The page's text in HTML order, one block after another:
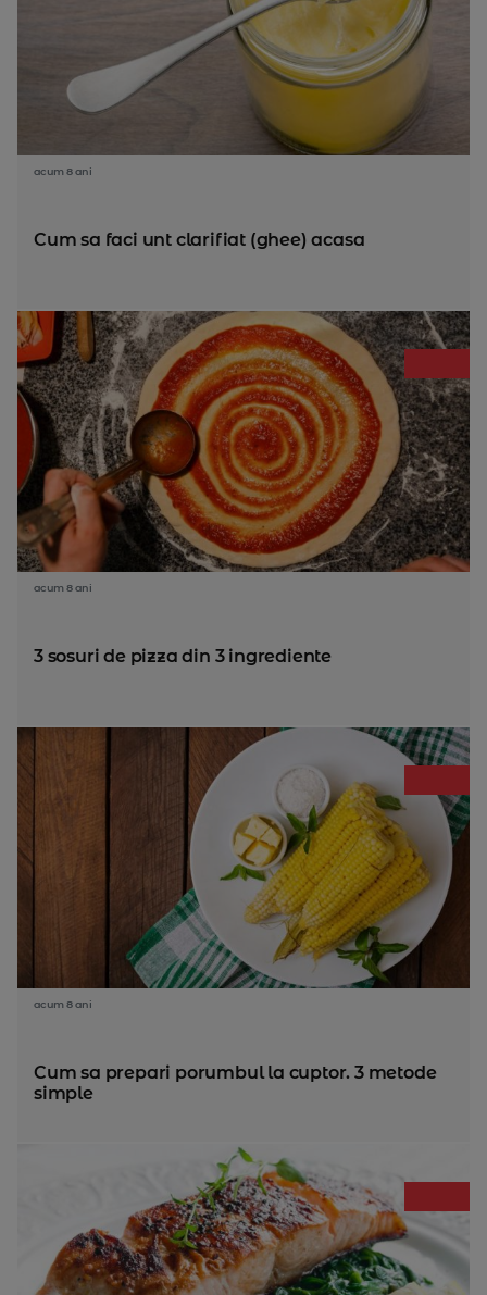
acum 8 ani
Cum sa faci unt clarifiat (ghee) acasa
acum 8 ani
3 sosuri de pizza din 3 ingrediente
acum 8 ani
Cum sa prepari porumbul la cuptor. 3 metode
simple